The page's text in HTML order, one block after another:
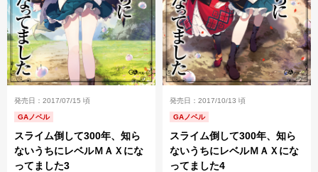
発売日：2017/07/15 頃
GAノベル
スライム倒して300年、知ら
ないうちにレベルＭＡＸにな
ってました3
発売日：2017/10/13 頃
GAノベル
スライム倒して300年、知ら
ないうちにレベルＭＡＸにな
ってました4